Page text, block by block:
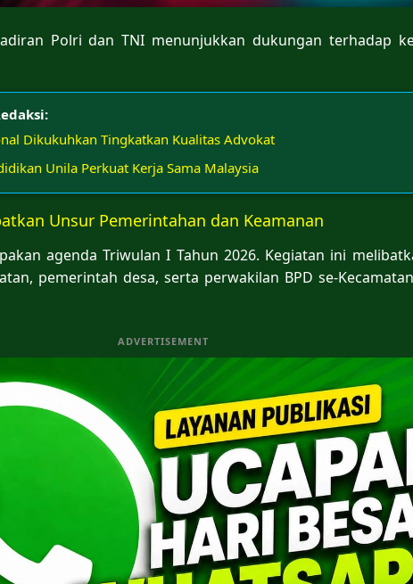
Polri dan TNI menunjukkan dukungan terhadap
Dikukuhkan Tingkatkan Kualitas Advokat
Unila Perkuat Kerja Sama Malaysia
Unsur Pemerintahan dan Keamanan
agenda Triwulan I Tahun 2026. Kegiatan ini
pemerintah desa, serta perwakilan BPD se-
ADVERTISEMENT